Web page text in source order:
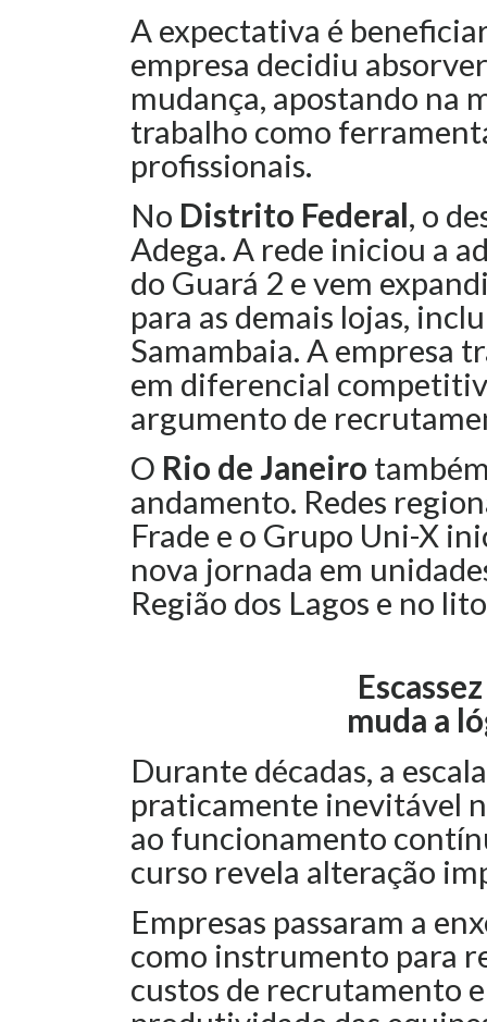
A expectativa é
empresa decidiu
mudança, apostando na
trabalho como
profissionais.
No Distrito Federal, o
Adega. A rede iniciou a
do Guará 2 e vem
para as demais lojas,
Samambaia. A empresa
em diferencial
argumento de
O Rio de Janeiro
andamento. Redes
Frade e o Grupo Uni-X
nova jornada em
Região dos Lagos e no
muda a
Durante décadas, a
praticamente inevitável
ao funcionamento
curso revela alteração
Empresas passaram a
como instrumento para
custos de recrutamento